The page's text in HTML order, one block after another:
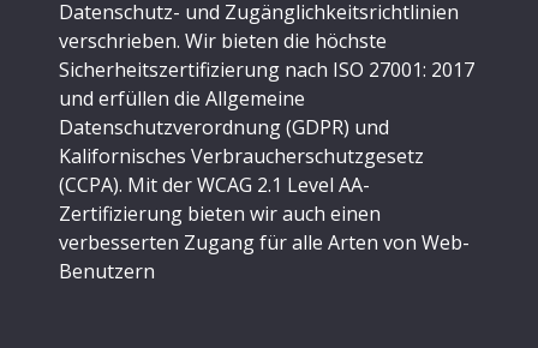
Datenschutz- und Zugänglichkeitsrichtlinien
verschrieben. Wir bieten die höchste
Sicherheitszertifizierung nach ISO 27001: 2017
und erfüllen die Allgemeine
Datenschutzverordnung (GDPR) und
Kalifornisches Verbraucherschutzgesetz
(CCPA). Mit der WCAG 2.1 Level AA-
Zertifizierung bieten wir auch einen
verbesserten Zugang für alle Arten von Web-
Benutzern